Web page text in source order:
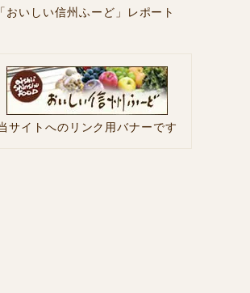
「おいしい信州ふーど」レポート
サイトへのリンク用バナーです